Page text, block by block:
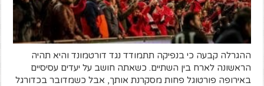
ההגרלה קבעה כי בנפיקה תתמודד נגד דורטמונד והיא תהיה
הראשונה לארח בין השתיים. כשאתה חושב על יעדים עסיסיים
באירופה פורטוגל פחות מסקרנת אותך, אבל כשמדובר בכדורגל